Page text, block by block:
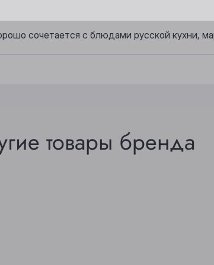
сочетается с блюдами русской кухни,
товары бренда